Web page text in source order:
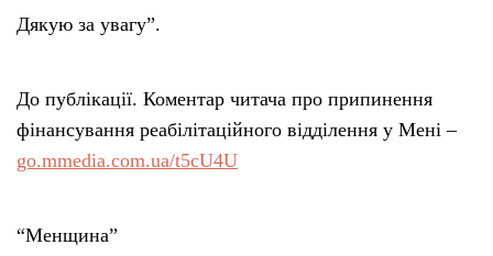
Дякую за увагу”.
До публікації. Коментар читача про припинення
фінансування реабілітаційного відділення у Мені –
go.mmedia.com.ua/t5cU4U
“Менщина”